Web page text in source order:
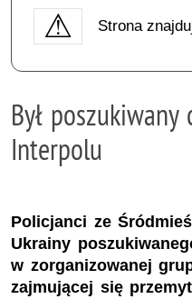
Strona
Był
Interpolu
Policjanci ze
Ukrainy
w zorganizowanej
zajmującej się